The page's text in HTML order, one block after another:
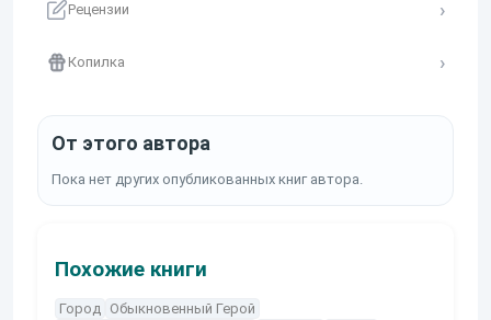
Рецензии
Копилка
От этого автора
Пока нет других опубликованных книг автора.
Похожие книги
Город Обыкновенный Герой